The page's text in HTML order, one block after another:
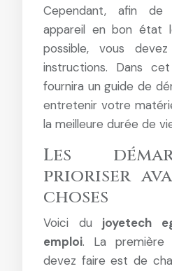
Cependant, afin de
appareil en bon état
possible, vous
instructions. Dans
fournira un guide de
entretenir votre
la meilleure durée de
Les
prioriser
choses
Voici du joyetech
emploi. La première
devez faire est de